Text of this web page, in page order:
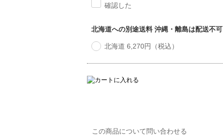
確認した
北海道への別途送料 沖縄・離島は配送不可
北海道 6,270円（税込）
この商品について問い合わせる